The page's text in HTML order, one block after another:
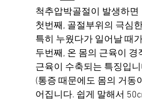
척추압박골절이 발생하면
첫번째, 골절부위의 극심
특히 누웠다가 일어날 때
두번째, 온 몸의 근육이
근육이 수축되는 특징입
(통증 때문에도 몸의 거동
어집니다. 쉽게 말해서